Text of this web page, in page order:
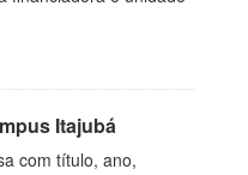
Itajubá
com título, ano,